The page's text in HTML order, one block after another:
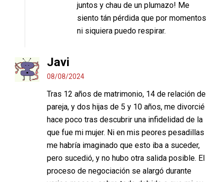
juntos y chau de un plumazo! Me
siento tán pérdida que por momentos
ni siquiera puedo respirar.
Javi
08/08/2024
Tras 12 años de matrimonio, 14 de relación de
pareja, y dos hijas de 5 y 10 años, me divorcié
hace poco tras descubrir una infidelidad de la
que fue mi mujer. Ni en mis peores pesadillas
me habría imaginado que esto iba a suceder,
pero sucedió, y no hubo otra salida posible. El
proceso de negociación se alargó durante